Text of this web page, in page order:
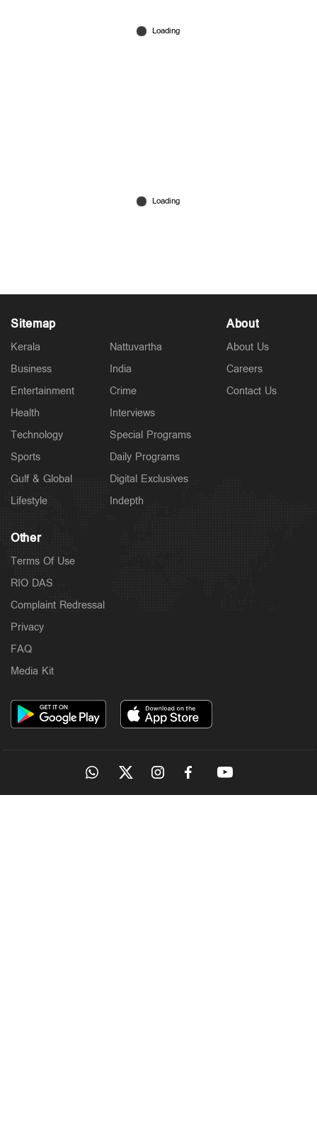
ബിജെപി കൗൺസിലര്‍ സുഗതന്‍റെ പുതിയ
Sitemap
Kerala
Business
Entertainment
Health
Technology
Sports
Gulf & Global
Lifestyle
Nattuvartha
India
Crime
Interviews
Special Programs
Daily Programs
Digital Exclusives
Indepth
About
About Us
Careers
Contact Us
Other
Terms Of Use
RIO DAS
Complaint Redressal
Privacy
FAQ
Media Kit